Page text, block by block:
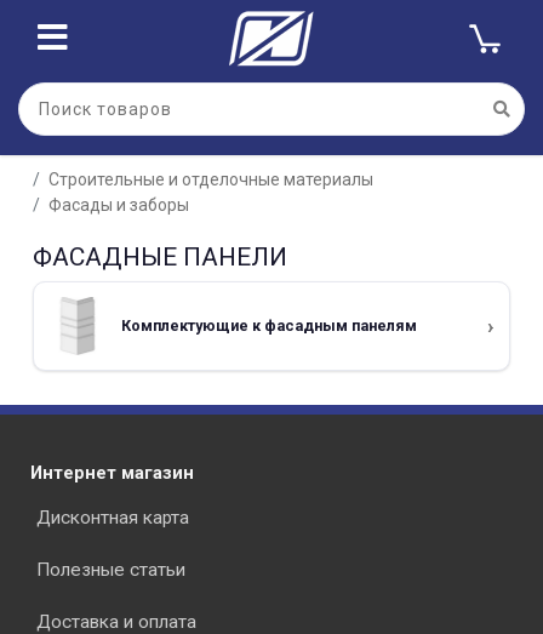
Строительные и отделочные материалы
Фасады и заборы
ФАСАДНЫЕ ПАНЕЛИ
Комплектующие к фасадным панелям
Интернет магазин
Дисконтная карта
Полезные статьи
Доставка и оплата